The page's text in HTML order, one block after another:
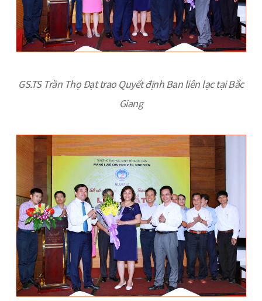
GS.TS Trần Thọ Đạt trao Quyết định Ban liên lạc tại Bắc
Giang